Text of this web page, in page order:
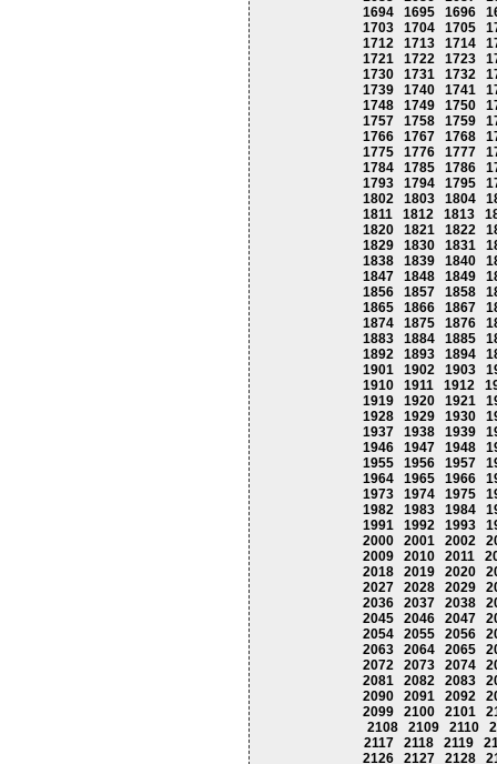
1694
1695 1696
1703
1704 1705
1712
1713 1714
1721
1722 1723
1730
1731 1732
1739
1740 1741
1748
1749 1750
1757
1758 1759
1766
1767 1768
1775
1776 1777
1784
1785 1786
1793
1794 1795
1802
1803 1804
1811
1812 1813
1820
1821 1822
1829
1830 1831
1838
1839 1840
1847
1848 1849
1856
1857 1858
1865
1866 1867
1874
1875 1876
1883
1884 1885
1892
1893 1894
1901
1902 1903
1910
1911 1912
1919
1920 1921
1928
1929 1930
1937
1938 1939
1946
1947 1948
1955
1956 1957
1964
1965 1966
1973
1974 1975
1982
1983 1984
1991
1992 1993
2000
2001 2002
2009
2010 2011
2018
2019 2020
2027
2028 2029
2036
2037 2038
2045
2046 2047
2054
2055 2056
2063
2064 2065
2072
2073 2074
2081
2082 2083
2090
2091 2092
2099
2100 2101
2108
2109 2110
2117
2118 2119
2126
2127 2128